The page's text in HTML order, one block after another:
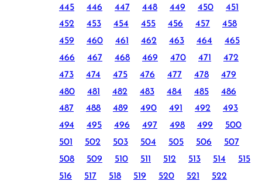
445
446 447 448 449 450
451
452
453 454 455 456 457
458
459
460 461 462 463 464
465
466
467 468 469 470 471
472
473
474 475 476 477 478
479
480
481 482 483 484 485
486
487
488 489 490 491 492
493
494
495 496 497 498 499
500
501
502 503 504 505 506
507
508
509 510 511 512 513 514
515
516
517 518 519 520 521 522